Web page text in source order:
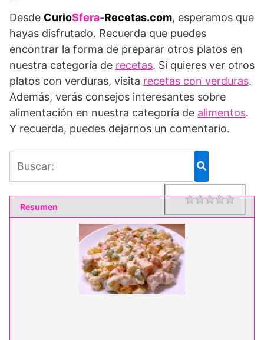
Desde CurioSfera-Recetas.com, esperamos que
hayas disfrutado. Recuerda que puedes
encontrar la forma de preparar otros platos en
nuestra categoría de recetas. Si quieres ver otros
platos con verduras, visita recetas con verduras.
Además, verás consejos interesantes sobre
alimentación en nuestra categoría de alimentos.
Y recuerda, puedes dejarnos un comentario.
Resumen Rating